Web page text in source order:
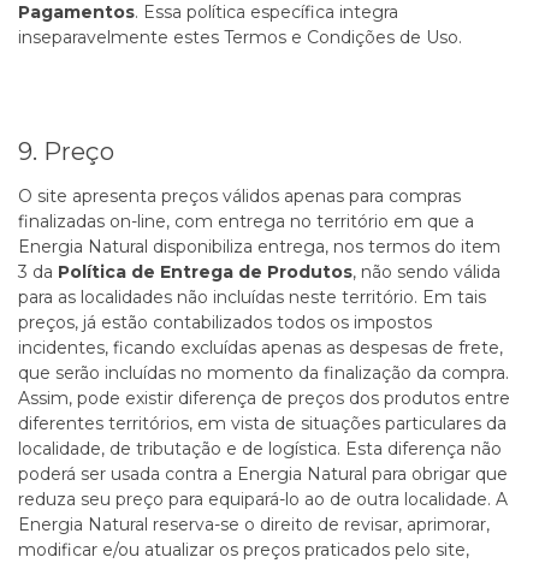
Pagamentos. Essa política específica integra
inseparavelmente estes Termos e Condições de Uso.
9. Preço
O site apresenta preços válidos apenas para compras
finalizadas on-line, com entrega no território em que a
Energia Natural disponibiliza entrega, nos termos do item
3 da Política de Entrega de Produtos, não sendo válida
para as localidades não incluídas neste território. Em tais
preços, já estão contabilizados todos os impostos
incidentes, ficando excluídas apenas as despesas de frete,
que serão incluídas no momento da finalização da compra.
Assim, pode existir diferença de preços dos produtos entre
diferentes territórios, em vista de situações particulares da
localidade, de tributação e de logística. Esta diferença não
poderá ser usada contra a Energia Natural para obrigar que
reduza seu preço para equipará-lo ao de outra localidade. A
Energia Natural reserva-se o direito de revisar, aprimorar,
modificar e/ou atualizar os preços praticados pelo site,